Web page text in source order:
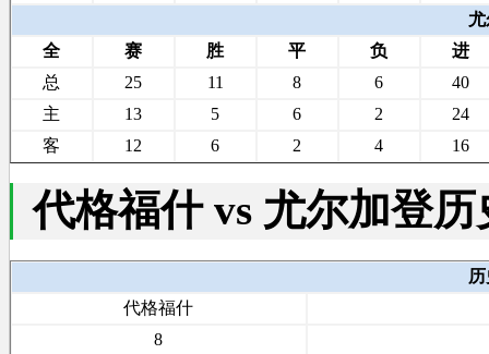
全
赛 胜 平 负
进
总
25 11 8 6
40
主
13 5 6 2
24
客
12 6 2 4 16
代格福什 vs 尤尔加登
代格福什
8